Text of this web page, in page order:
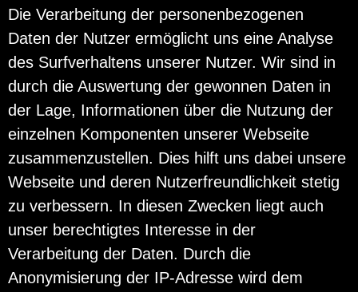
Die Verarbeitung der personenbezogenen
Daten der Nutzer ermöglicht uns eine Analyse
des Surfverhaltens unserer Nutzer. Wir sind in
durch die Auswertung der gewonnen Daten in
der Lage, Informationen über die Nutzung der
einzelnen Komponenten unserer Webseite
zusammenzustellen. Dies hilft uns dabei unsere
Webseite und deren Nutzerfreundlichkeit stetig
zu verbessern. In diesen Zwecken liegt auch
unser berechtigtes Interesse in der
Verarbeitung der Daten. Durch die
Anonymisierung der IP-Adresse wird dem